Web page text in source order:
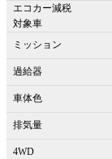
エコカー減税
対象車
ミッション
過給器
車体色
排気量
4WD